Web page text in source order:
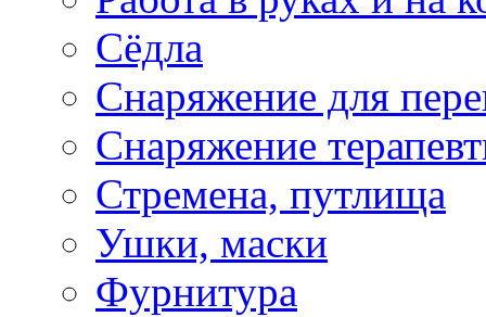
Сёдла
Снаряжение для
Снаряжение
Стремена, путлища
Ушки, маски
Фурнитура